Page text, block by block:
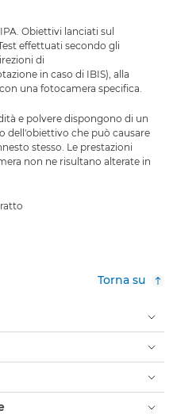
Obiettivi lanciati sul
effettuati secondo gli
di
in caso di IBIS), alla
una fotocamera specifica.
e polvere dispongono di un
dell'obiettivo che può causare
stesso. Le prestazioni
non ne risultano alterate in
Torna su